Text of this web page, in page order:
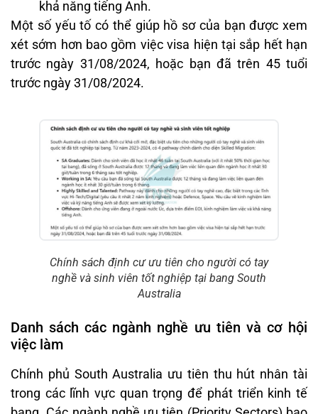
khả năng tiếng Anh.
Một số yếu tố có thể giúp hồ sơ của bạn được xem
xét sớm hơn bao gồm việc visa hiện tại sắp hết hạn
trước ngày 31/08/2024, hoặc bạn đã trên 45 tuổi
trước ngày 31/08/2024.
Chính sách định cư ưu tiên cho người có tay
nghề và sinh viên tốt nghiệp tại bang South
Australia
Danh sách các ngành nghề ưu tiên và cơ hội
việc làm
Chính phủ South Australia ưu tiên thu hút nhân tài
trong các lĩnh vực quan trọng để phát triển kinh tế